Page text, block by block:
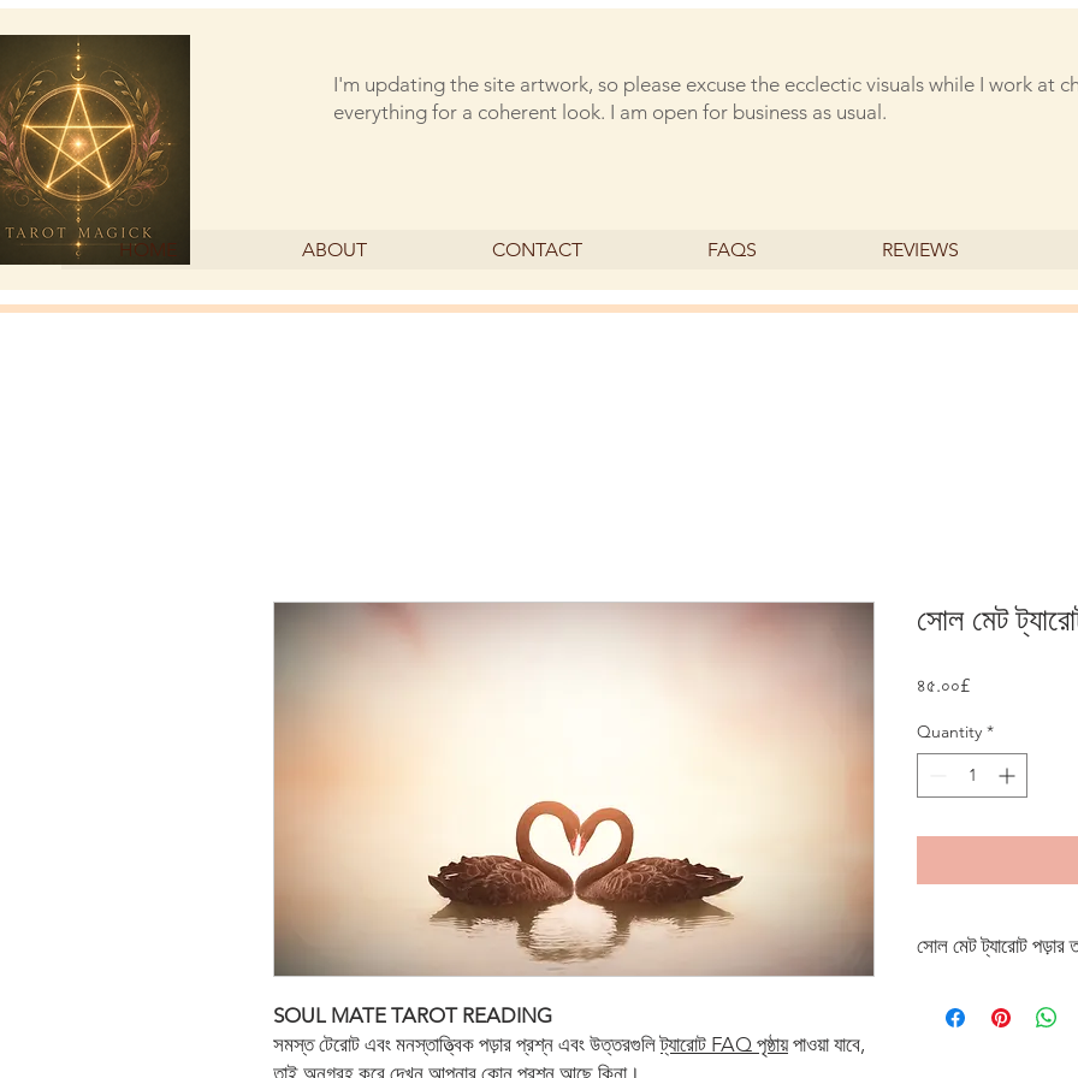
I'm updating the site artwork, so please excuse the ecclectic visuals while I work at
everything for a coherent look. I am open for business as usual.
HOME ABOUT CONTACT FAQS REVIEWS
SOUL MATE TAROT READING
সমস্ত টেরোট এবং মনস্তাত্ত্বিক পড়ার প্রশ্ন এবং উত্তরগুলিট্যারোট FAQ পৃষ্ঠায়পাওয়া যাবে,
সোল মেট
৪৫.০০£Price
Quantity *
সোল মেট ট্যারোট পড়ার
করবেন? আমার সোল মেট